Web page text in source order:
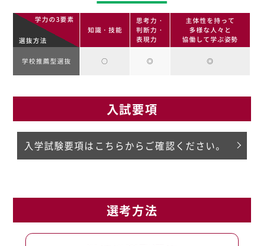
学力の3要素
選抜方法
知識・技能
思考力・
判断力・
表現力
主体性を持って
多様な人々と
協働して学ぶ姿勢
学校推薦型選抜 ○ ◎ ◎
入試要項
入学試験要項はこちらからご確認ください。
選考方法